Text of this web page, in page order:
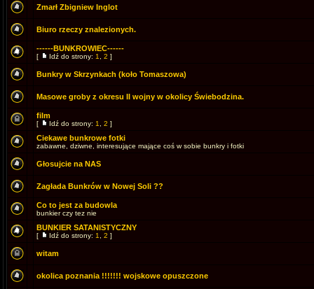
Zmarł Zbigniew Inglot
Biuro rzeczy znalezionych.
------BUNKROWIEC------
[ Idź do strony: 1 2 ]
Bunkry w Skrzynkach (koło Tomaszowa)
Masowe groby z okresu II wojny w okolicy Świebodzina.
film
[ Idź do strony: 1 2 ]
Ciekawe bunkrowe fotki
zabawne, dziwne, interesujące mające coś w sobie bunkry i fotki
Głosujcie na NAS
Zagłada Bunkrów w Nowej Soli ??
Co to jest za budowla
bunkier czy tez nie
BUNKIER SATANISTYCZNY
[ Idź do strony: 1 2 ]
witam
okolica poznania !!!!!!! wojskowe opuszczone